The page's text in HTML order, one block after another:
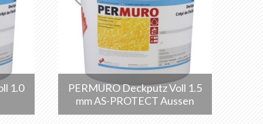
1.0
PERMURO Deckputz Voll 1.5
mm AS-PROTECT Aussen